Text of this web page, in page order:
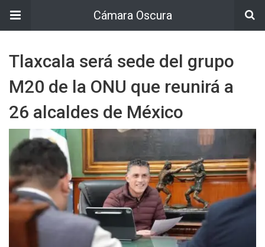
Cámara Oscura
Tlaxcala será sede del grupo
M20 de la ONU que reunirá a
26 alcaldes de México